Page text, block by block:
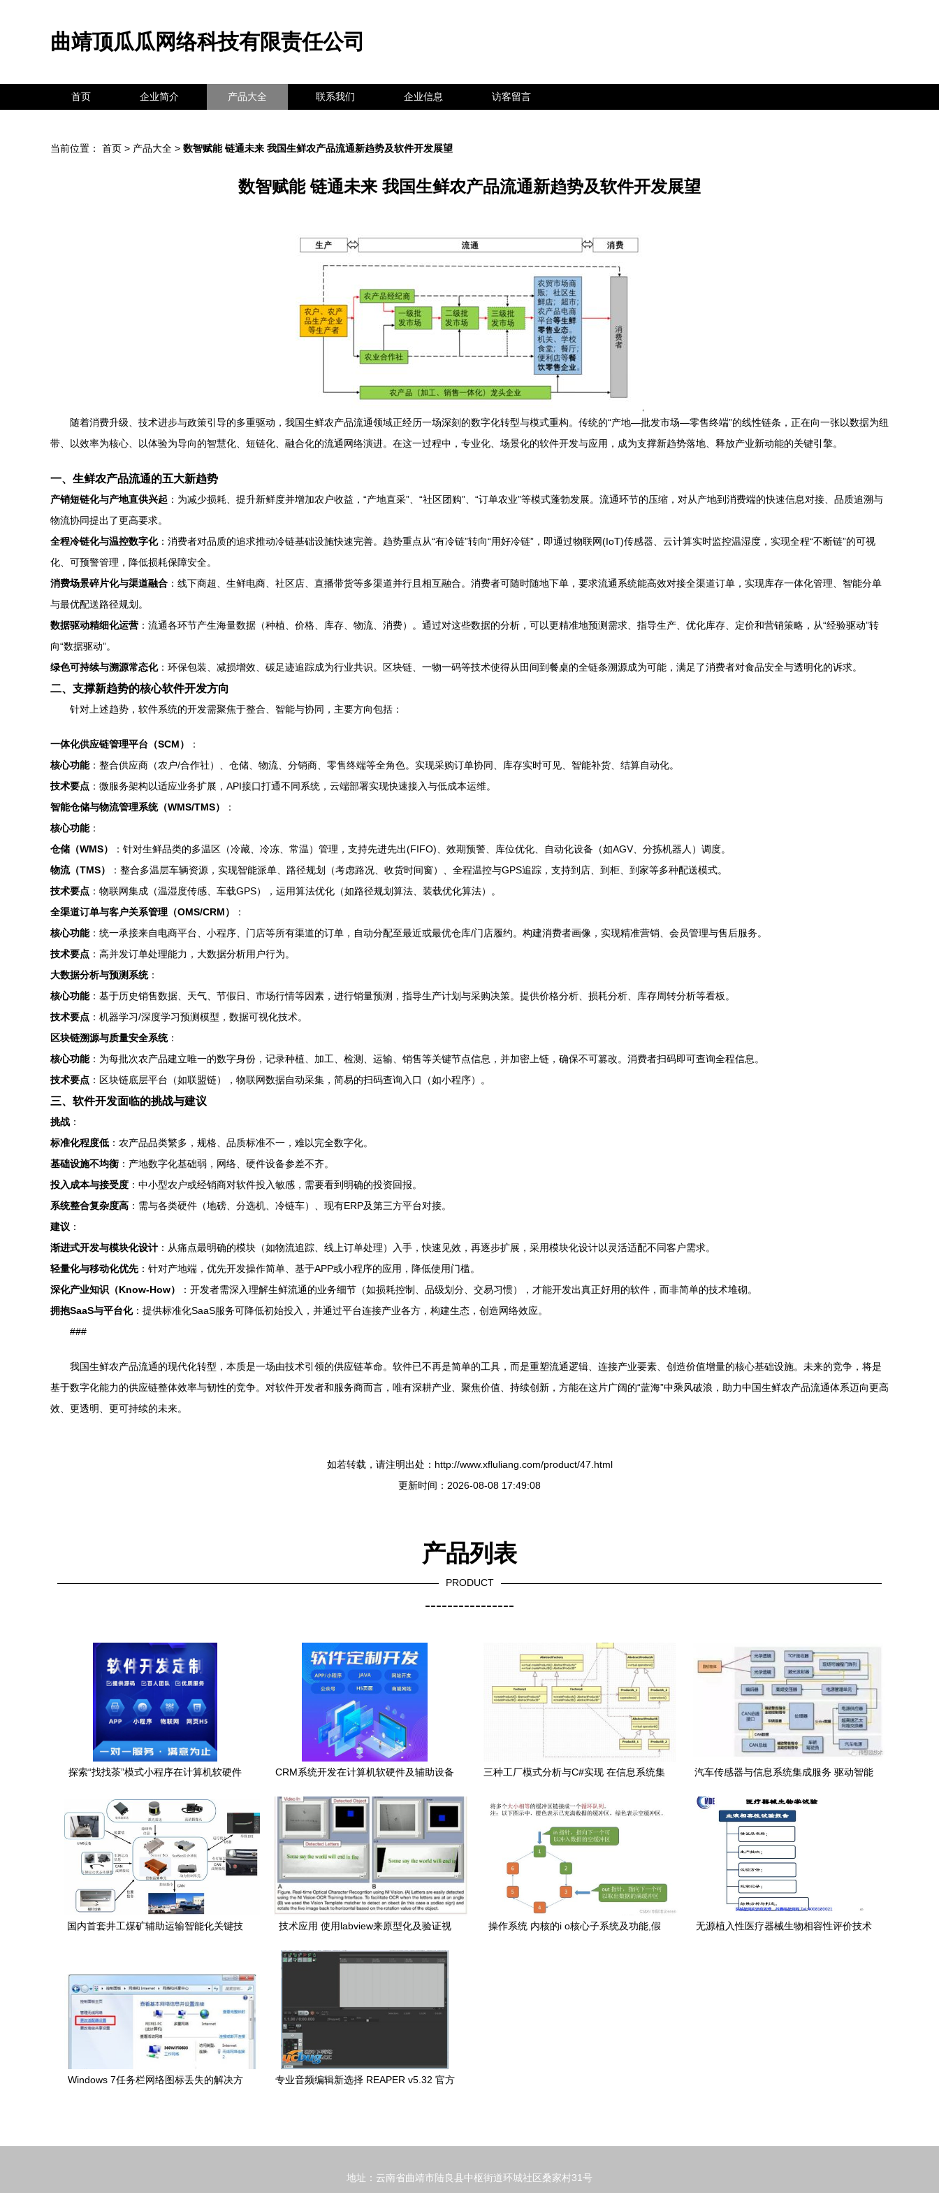
曲靖顶瓜瓜网络科技有限责任公司
首页 企业简介 产品大全 联系我们 企业信息 访客留言
当前位置： 首页 > 产品大全 > 数智赋能 链通未来 我国生鲜农产品流通新趋势及软件开发展望
数智赋能 链通未来 我国生鲜农产品流通新趋势及软件开发展望
随着消费升级、技术进步与政策引导的多重驱动，我国生鲜农产品流通领域正经历一场深刻的数字化转型与模式重构。传统的“产地—批发市场—零售终端”的线性链条，正在向一张以数据为纽
带、以效率为核心、以体验为导向的智慧化、短链化、融合化的流通网络演进。在这一过程中，专业化、场景化的软件开发与应用，成为支撑新趋势落地、释放产业新动能的关键引擎。
一、生鲜农产品流通的五大新趋势
产销短链化与产地直供兴起 ：为减少损耗、提升新鲜度并增加农户收益，“产地直采”、“社区团购”、“订单农业”等模式蓬勃发展。流通环节的压缩，对从产地到消费端的快速信息对接、品质追溯与
物流协同提出了更高要求。
全程冷链化与温控数字化：消费者对品质的追求推动冷链基础设施快速完善。趋势重点从“有冷链”转向“用好冷链”，即通过物联网(IoT)传感器、云计算实时监控温湿度，实现全程“不断链”的可视
化、可预警管理，降低损耗保障安全。
消费场景碎片化与渠道融合 ：线下商超、生鲜电商、社区店、直播带货等多渠道并行且相互融合。消费者可随时随地下单，要求流通系统能高效对接全渠道订单，实现库存一体化管理、智能分单
与最优配送路径规划。
数据驱动精细化运营 ：流通各环节产生海量数据（种植、价格、库存、物流、消费）。通过对这些数据的分析，可以更精准地预测需求、指导生产、优化库存、定价和营销策略，从“经验驱动”转
向“数据驱动”。
绿色可持续与溯源常态化：环保包装、减损增效、碳足迹追踪成为行业共识。区块链、一物一码等技术使得从田间到餐桌的全链条溯源成为可能，满足了消费者对食品安全与透明化的诉求。
二、支撑新趋势的核心软件开发方向
针对上述趋势，软件系统的开发需聚焦于整合、智能与协同，主要方向包括：
一体化供应链管理平台（SCM）
：
核心功能：整合供应商（农户/合作社）、仓储、物流、分销商、零售终端等全角色。实现采购订单协同、库存实时可见、智能补货、结算自动化。
技术要点 ：微服务架构以适应业务扩展，API接口打通不同系统，云端部署实现快速接入与低成本运维。
智能仓储与物流管理系统（WMS/TMS）
：
核心功能：
仓储（WMS）
：针对生鲜品类的多温区（冷藏、冷冻、常温）管理，支持先进先出(FIFO)、效期预警、库位优化、自动化设备（如AGV、分拣机器人）调度。
物流（TMS）
：整合多温层车辆资源，实现智能派单、路径规划（考虑路况、收货时间窗）、全程温控与GPS追踪，支持到店、到柜、到家等多种配送模式。
技术要点 ：物联网集成（温湿度传感、车载GPS），运用算法优化（如路径规划算法、装载优化算法）。
全渠道订单与客户关系管理（OMS/CRM）
：
核心功能：统一承接来自电商平台、小程序、门店等所有渠道的订单，自动分配至最近或最优仓库/门店履约。构建消费者画像，实现精准营销、会员管理与售后服务。
技术要点 ：高并发订单处理能力，大数据分析用户行为。
大数据分析与预测系统：
核心功能：基于历史销售数据、天气、节假日、市场行情等因素，进行销量预测，指导生产计划与采购决策。提供价格分析、损耗分析、库存周转分析等看板。
技术要点 ：机器学习/深度学习预测模型，数据可视化技术。
区块链溯源与质量安全系统：
核心功能：为每批次农产品建立唯一的数字身份，记录种植、加工、检测、运输、销售等关键节点信息，并加密上链，确保不可篡改。消费者扫码即可查询全程信息。
技术要点 ：区块链底层平台（如联盟链），物联网数据自动采集，简易的扫码查询入口（如小程序）。
三、软件开发面临的挑战与建议
挑战 ：
标准化程度低 ：农产品品类繁多，规格、品质标准不一，难以完全数字化。
基础设施不均衡 ：产地数字化基础弱，网络、硬件设备参差不齐。
投入成本与接受度 ：中小型农户或经销商对软件投入敏感，需要看到明确的投资回报。
系统整合复杂度高 ：需与各类硬件（地磅、分选机、冷链车）、现有ERP及第三方平台对接。
建议 ：
渐进式开发与模块化设计 ：从痛点最明确的模块（如物流追踪、线上订单处理）入手，快速见效，再逐步扩展，采用模块化设计以灵活适配不同客户需求。
轻量化与移动化优先：针对产地端，优先开发操作简单、基于APP或小程序的应用，降低使用门槛。
深化产业知识（Know-How）
：开发者需深入理解生鲜流通的业务细节（如损耗控制、品级划分、交易习惯），才能开发出真正好用的软件，而非简单的技术堆砌。
拥抱SaaS与平台化：提供标准化SaaS服务可降低初始投入，并通过平台连接产业各方，构建生态，创造网络效应。
###
我国生鲜农产品流通的现代化转型，本质是一场由技术引领的供应链革命。软件已不再是简单的工具，而是重塑流通逻辑、连接产业要素、创造价值增量的核心基础设施。未来的竞争，将是
基于数字化能力的供应链整体效率与韧性的竞争。对软件开发者和服务商而言，唯有深耕产业、聚焦价值、持续创新，方能在这片广阔的“蓝海”中乘风破浪，助力中国生鲜农产品流通体系迈向更高
效、更透明、更可持续的未来。
如若转载，请注明出处：http://www.xfluliang.com/product/47.html
更新时间：2026-08-08 17:49:08
产品列表
PRODUCT
----------------
探索“找找茶”模式小程序在计算机软硬件
CRM系统开发在计算机软硬件及辅助设备
三种工厂模式分析与C#实现 在信息系统集
汽车传感器与信息系统集成服务 驱动智能
国内首套井工煤矿辅助运输智能化关键技
技术应用 使用labview来原型化及验证视
操作系统 内核的i o核心子系统及功能,假
无源植入性医疗器械生物相容性评价技术
Windows 7任务栏网络图标丢失的解决方
专业音频编辑新选择 REAPER v5.32 官方
地址：云南省曲靖市陆良县中枢街道环城社区桑家村31号